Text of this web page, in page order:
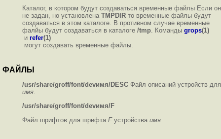
Каталог, в котором будут создаваться временные файлы Если он
не задан, но установлена TMPDIR то временные файлы будут
создаваться в этом каталоге. В противном случае временные
фалйы будут создаваться в каталоге /tmp. Команды grops(1)
и refer(1)
могут создавать временные файлы.
ФАЙЛЫ
/usr/share/groff/font/devимя/DESC Файл описаний устройств для
имя
/usr/share/groff/font/devимя/F
Файл шрифтов для шрифта Fустройства имя